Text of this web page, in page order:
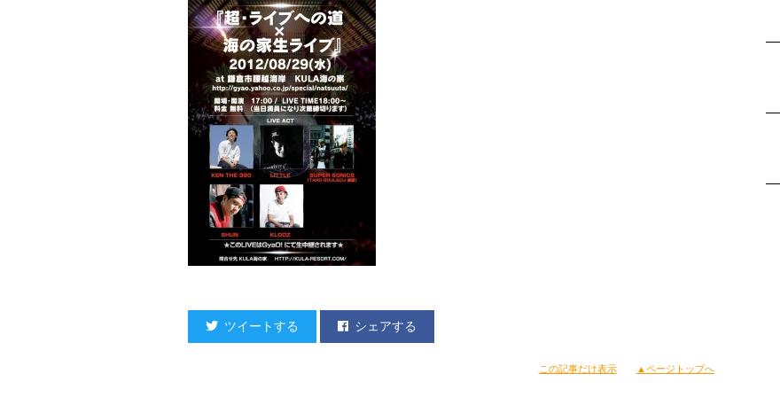
ツイートする シェアする
この記事だけ表示 ▲ページトップへ